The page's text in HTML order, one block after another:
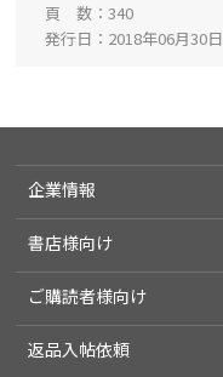
頁 数
340
発行日
2018年06月30日
企業情報
書店様向け
ご購読者様向け
返品入帖依頼